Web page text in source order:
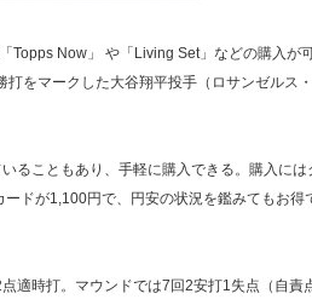
Topps Now」 や「Living Set」などの購入が
をマークした大谷翔平投手（ロサンゼルス
ることもあり、手軽に購入できる。購入には
ドが1,100円で、円安の状況を鑑みてもお得
適時打。マウンドでは7回2安打1失点（自責